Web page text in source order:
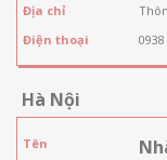
Địa chỉ
Điện thoại
Hà Nội
Tên